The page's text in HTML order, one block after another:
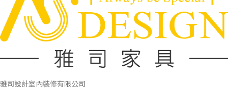
雅司設計室內裝修有限公司